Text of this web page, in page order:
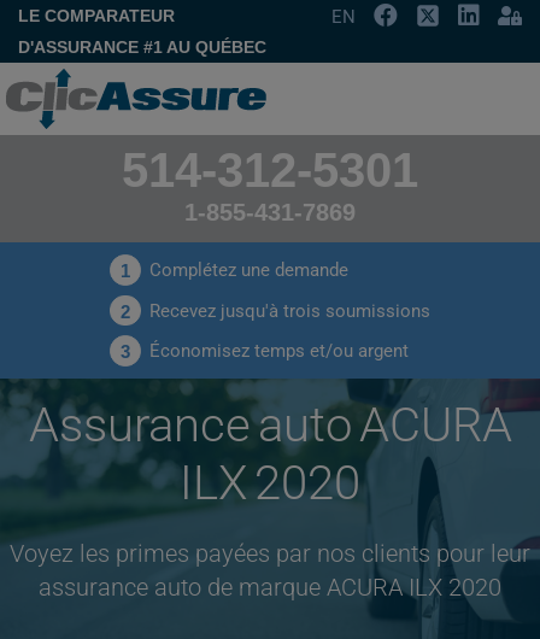
LE COMPARATEUR
D'ASSURANCE #1 AU QUÉBEC
EN
514-312-5301
1-855-431-7869
1 Complétez une demande
2 Recevez jusqu'à trois soumissions
3 Économisez temps et/ou argent
Assurance auto ACURA
ILX 2020
Voyez les primes payées par nos clients pour leur
assurance auto de marque ACURA ILX 2020